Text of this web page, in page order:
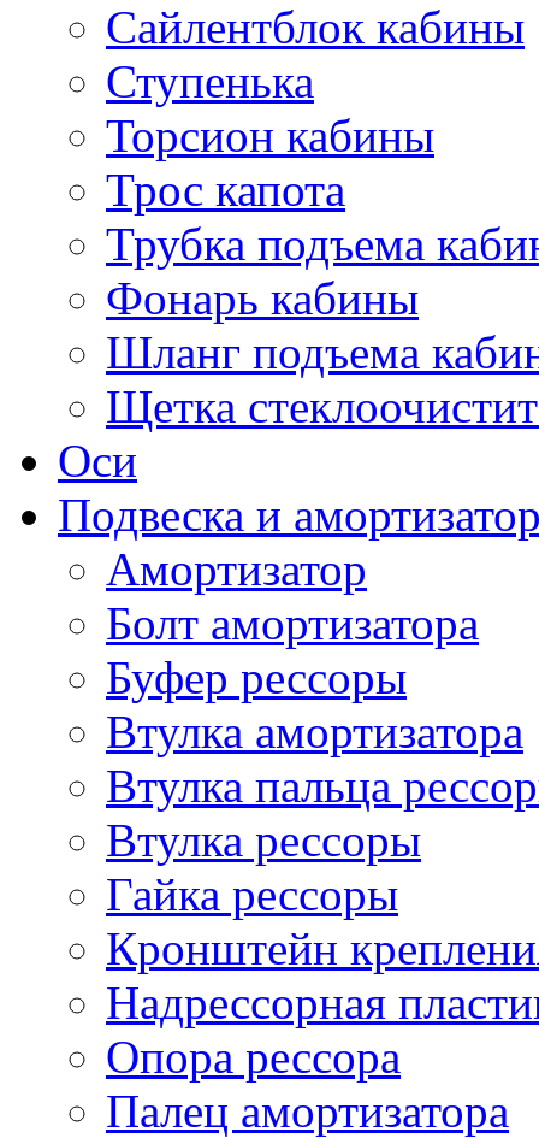
Сайлентблок кабины
Ступенька
Торсион кабины
Трос капота
Трубка подъема
Фонарь кабины
Шланг подъема
Щетка
Оси
Подвеска и
Амортизатор
Болт амортизатора
Буфер рессоры
Втулка амортизатора
Втулка пальца
Втулка рессоры
Гайка рессоры
Кронштейн
Надрессорная
Опора рессора
Палец амортизатора